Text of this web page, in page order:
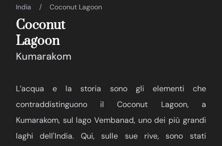
India Coconut Lagoon
Coconut
Lagoon
Kumarakom
L’acqua e la storia sono gli elementi che
contraddistinguono il Coconut Lagoon, a
Kumarakom, sul lago Vembanad, uno dei più grandi
laghi dell'India. Qui, sulle sue rive, sono stati